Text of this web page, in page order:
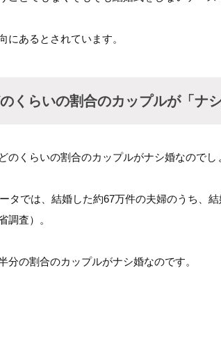
にあるとされています。
くらいの割合のカップルが「ナ
のくらいの割合のカップルがナシ婚なのでし
タでは、結婚した約67万件の夫婦のうち、
調査）。
分の割合のカップルがナシ婚なのです。